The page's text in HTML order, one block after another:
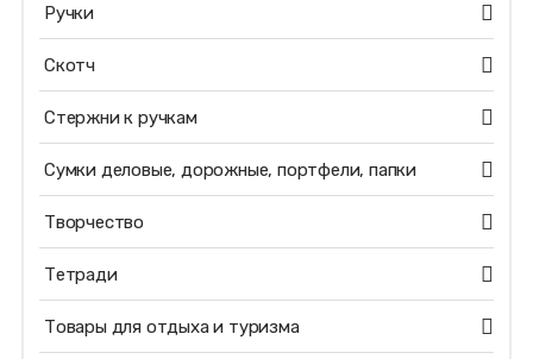
Ручки
Скотч
Стержни к ручкам
Сумки деловые, дорожные, портфели, папки
Творчество
Тетради
Товары для отдыха и туризма